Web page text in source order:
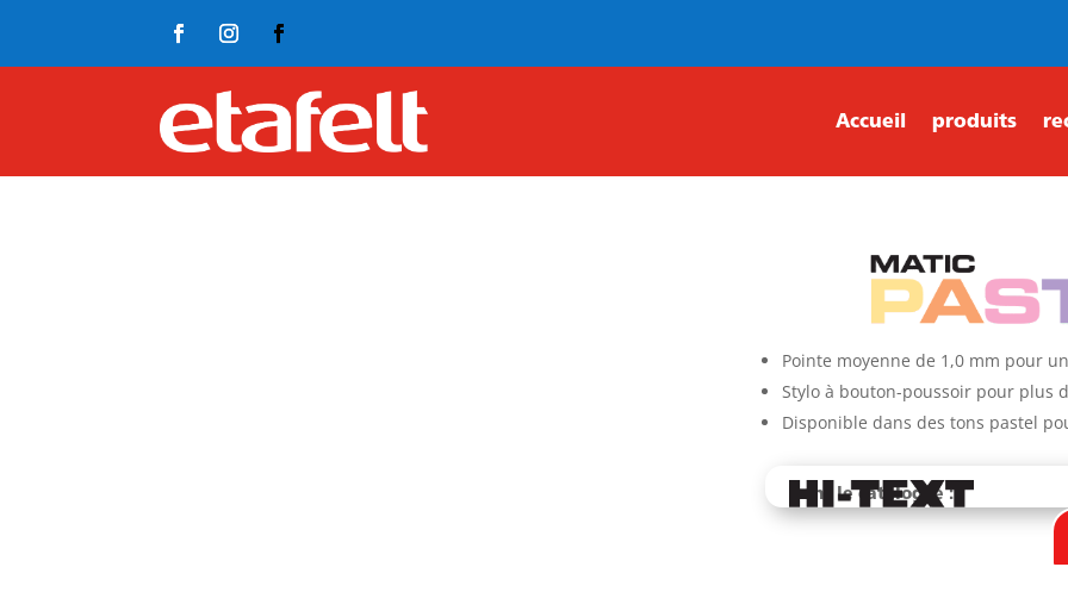
Accueil produits
Pointe moyenne de 1,0 mm pour
Stylo à bouton-poussoir pour plus
Disponible dans des tons pastel
Dans le catalogue :